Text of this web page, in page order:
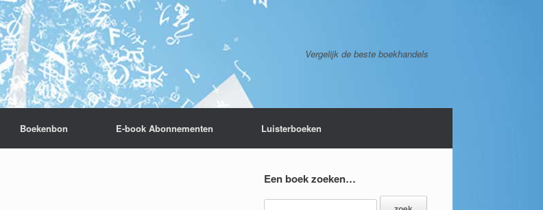
Vergelijk de beste boekhandels
Boekenbon E-book Abonnementen Luisterboeken
Een boek zoeken…